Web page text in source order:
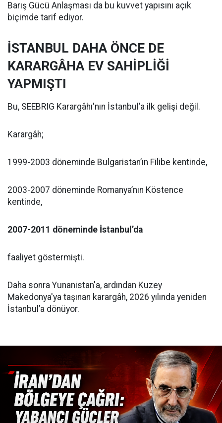
Barış Gücü Anlaşması da bu kuvvet yapısını açık
biçimde tarif ediyor.
İSTANBUL DAHA ÖNCE DE
KARARGÂHA EV SAHİPLİĞİ
YAPMIŞTI
Bu, SEEBRIG Karargâhı'nın İstanbul’a ilk gelişi değil.
Karargâh;
1999-2003 döneminde Bulgaristan’ın Filibe kentinde,
2003-2007 döneminde Romanya’nın Köstence
kentinde,
2007-2011 döneminde İstanbul’da
faaliyet göstermişti.
Daha sonra Yunanistan'a, ardından Kuzey
Makedonya'ya taşınan karargâh, 2026 yılında yeniden
İstanbul’a dönüyor.